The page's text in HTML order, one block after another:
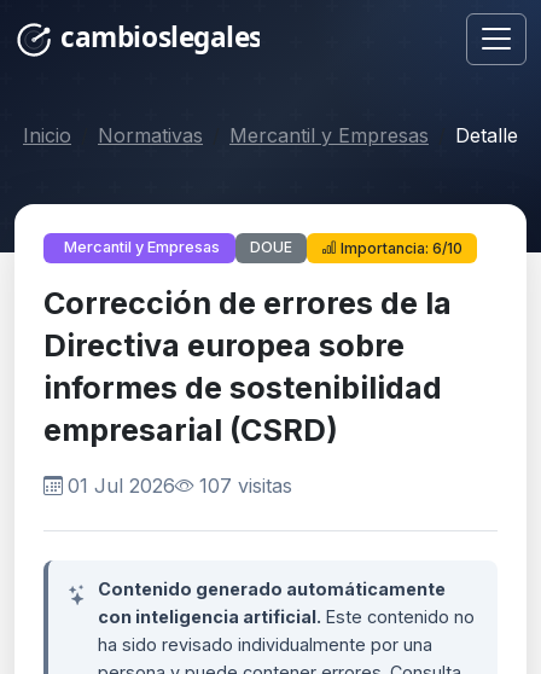
Inicio Normativas Mercantil y Empresas Detalle
Mercantil y Empresas DOUE Importancia: 6/10
Corrección de errores de la
Directiva europea sobre
informes de sostenibilidad
empresarial (CSRD)
01 Jul 2026 107 visitas
Contenido generado automáticamente
con inteligencia artificial. Este contenido no
ha sido revisado individualmente por una